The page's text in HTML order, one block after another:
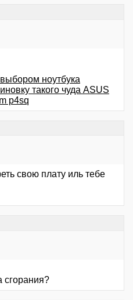
ноутбука
такого чуда ASUS
p4sq
свою плату иль тебе
сгорания?